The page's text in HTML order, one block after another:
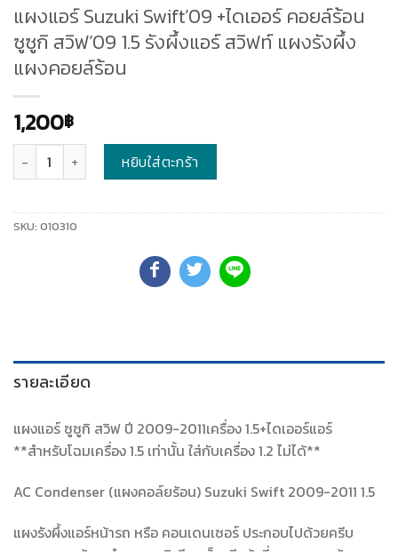
แผงแอร์ Suzuki Swift’09 +ไดเออร์ คอยล์ร้อน
ซูซูกิ สวิฟ’09 1.5 รังผึ้งแอร์ สวิฟท์ แผงรังผึ้ง
แผงคอยล์ร้อน
1,200฿
หยิบใส่ตะกร้า
SKU: 010310
รายละเอียด
แผงแอร์ ซูซูกิ สวิฟ ปี 2009-2011เครื่อง 1.5+ไดเออร์แอร์
**สำหรับโฉมเครื่อง 1.5 เท่านั้น ใส่กับเครื่อง 1.2 ไม่ได้**
AC Condenser (แผงคอล์ยร้อน) Suzuki Swift 2009-2011 1.5
แผงรังผึ้งแอร์หน้ารถ หรือ คอนเดนเซอร์ ประกอบไปด้วยครีบ